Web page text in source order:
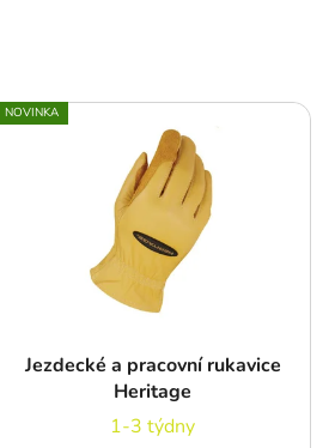
NOVINKA
Jezdecké a pracovní rukavice
Heritage
1-3 týdny